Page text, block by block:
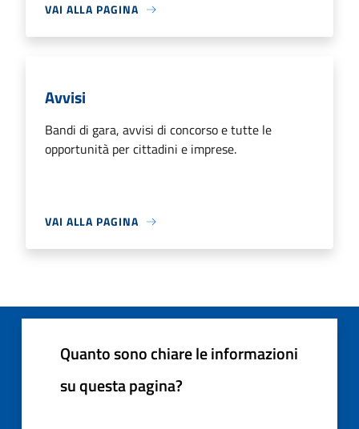
VAI ALLA PAGINA
Avvisi
Bandi di gara, avvisi di concorso e tutte le
opportunità per cittadini e imprese.
VAI ALLA PAGINA
Quanto sono chiare le informazioni
su questa pagina?